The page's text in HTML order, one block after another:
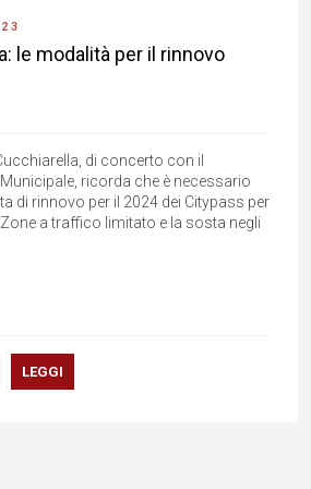
le modalità per il rinnovo
di concerto con il
ricorda che è necessario
di rinnovo per il 2024 dei Citypass per
a traffico limitato e la sosta negli
LEGGI